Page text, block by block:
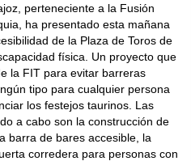
perteneciente a la Fusión
ha presentado esta mañana
de la Plaza de Toros de
física. Un proyecto que
la FIT para evitar barreras
tipo para cualquier persona
los festejos taurinos. Las
a cabo son la construcción de
barra de bares accesible, la
corredera para personas con